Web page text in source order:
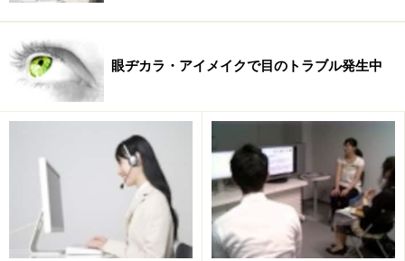
参考サイト：
・HELP! ドライアイネットワーク
・Yahoo! ヘルスケア ドライアイ・角膜乾燥症
All About 関連サイト：
【厳選記事集】ドライアイの症状・対策治療 [目の健康]
※記事内容は執筆時点のものです。最新の内容をご確認くださ
※当サイトにおける医師・医療従事者等による情報の提供は、診
断・治療行為ではありません。診断・治療を必要とする方は、適
切な医療機関での受診をおすすめいたします。記事内容は執筆者
眼ヂカラ・アイメイクで目のトラブル発生中